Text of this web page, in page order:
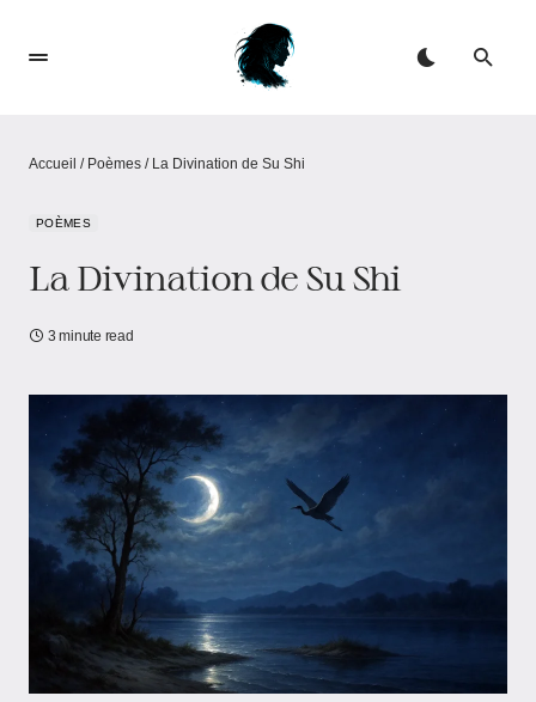
Accueil / Poèmes / La Divination de Su Shi
POÈMES
La Divination de Su Shi
3 minute read